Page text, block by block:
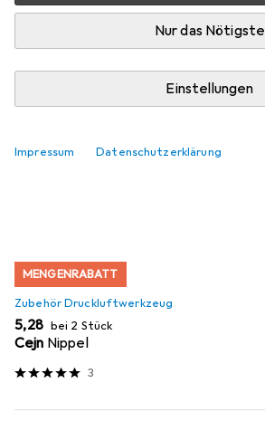
Nur das Nötigste
Einstellungen
Impressum Datenschutzerklärung
MENGENRABATT
10
MENGENRABATT
Zubehör Druckluftwerkzeug
EUR
5,28 bei 2 Stück
Cejn Nippel
3